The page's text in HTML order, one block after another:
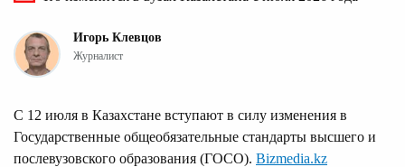
Игорь Клевцов
Журналист
С 12 июля в Казахстане вступают в силу изменения в
Государственные общеобязательные стандарты высшего и
послевузовского образования (ГОСО). Bizmedia.kz